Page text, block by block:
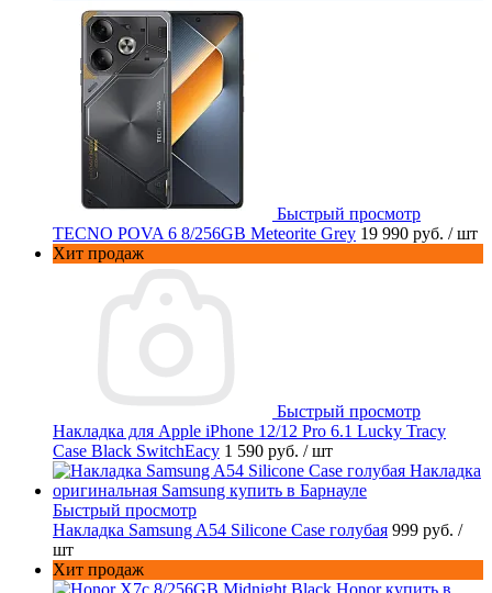
Быстрый просмотр
TECNO POVA 6 8/256GB Meteorite Grey 19 990 руб. / шт
Хит продаж
Быстрый просмотр
Накладка для Apple iPhone 12/12 Pro 6.1 Lucky Tracy
Case Black SwitchEacy 1 590 руб. / шт
Быстрый просмотр
Накладка Samsung A54 Silicone Case голубая 999 руб. /
шт
Хит продаж